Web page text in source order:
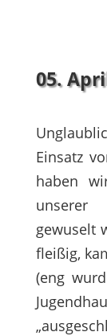
05.
Einsatz
haben
unserer
gewuselt
fleißig,
(eng